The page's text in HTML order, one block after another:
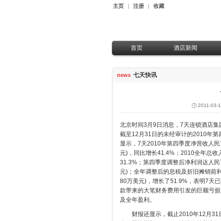
主页 | 注册 | 收藏
首页 酒店新闻
华
华
news 七天快讯
2011-03-
北京时间3月9日消息，7天连锁酒店
截至12月31日的未经审计的2010年第
显示，7天2010年第四季度净营收人
元)，同比增长41.4%；2010全年总收
31.3%；第四季度调整后净利润达人
元)；全年调整后的息税及折旧摊销前
80万美元)，增长了51.9%，表明7天
款带来的大笔财务费用引发的巨额亏
及全年盈利。
财报还显示，截止2010年12月31